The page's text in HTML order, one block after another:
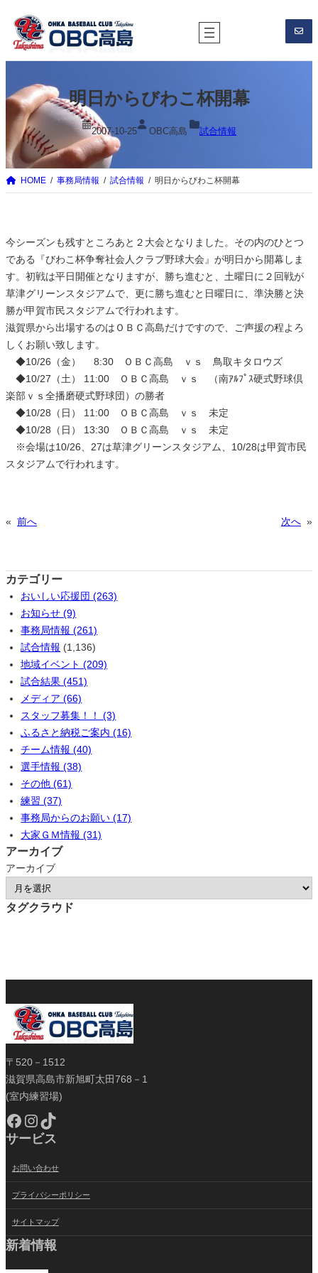
を
ス
ッ
明日からびわこ杯開幕
2007-10-25 OBC高島 試合情報
HOME 事務局情報 試合情報 明日からびわこ杯開幕
今シーズンも残すところあと２大会となりました。その内のひとつ
である『びわこ杯争奪社会人クラブ野球大会』が明日から開幕しま
す。初戦は平日開催となりますが、勝ち進むと、土曜日に２回戦が
草津グリーンスタジアムで、更に勝ち進むと日曜日に、準決勝と決
勝が甲賀市民スタジアムで行われます。
滋賀県から出場するのはＯＢＣ高島だけですので、ご声援の程よろ
しくお願い致します。
◆10/26（金） 8:30 ＯＢＣ高島 ｖｓ 鳥取キタロウズ
◆10/27（土） 11:00 ＯＢＣ高島 ｖｓ （南ｱﾙﾌﾟｽ硬式野球倶
楽部ｖｓ全播磨硬式野球団）の勝者
◆10/28（日） 11:00 ＯＢＣ高島 ｖｓ 未定
◆10/28（日） 13:30 ＯＢＣ高島 ｖｓ 未定
※会場は10/26、27は草津グリーンスタジアム、10/28は甲賀市民
スタジアムで行われます。
« 前へ 次へ »
カテゴリー
おいしい応援団 (263)
お知らせ (9)
事務局情報 (261)
試合情報 (1,136)
地域イベント (209)
試合結果 (451)
メディア (66)
スタッフ募集！！ (3)
ふるさと納税ご案内 (16)
チーム情報 (40)
選手情報 (38)
その他 (61)
練習 (37)
事務局からのお願い (17)
大家ＧＭ情報 (31)
アーカイブ
アーカイブ
タグクラウド
〒520－1512
滋賀県高島市新旭町太田768－1
(室内練習場)
Facebook Instagram TikTok
サービス
お問い合わせ
プライバシーポリシー
サイトマップ
新着情報